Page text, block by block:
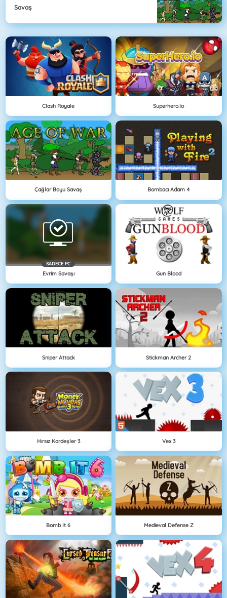
Savaş
Clash Royale Superhero.io
Çağlar Boyu Savaş Bombacı Adam 4
SADECE PC
Evrim Savaşı Gun Blood
Sniper Attack Stickman Archer 2
Hırsız Kardeşler 3 Vex 3
Bomb It 6 Medieval Defense Z